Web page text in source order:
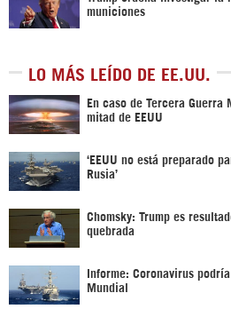
municiones
LO MÁS LEÍDO DE EE.UU.
En caso de Tercera Guerra
mitad de EEUU
‘EEUU no está preparado
Rusia’
Chomsky: Trump es
quebrada
Informe: Coronavirus
Mundial